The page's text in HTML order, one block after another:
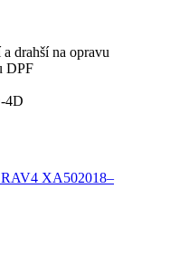
drahší na opravu
DPF
4D
RAV4 XA502018–